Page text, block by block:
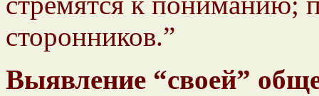
сторонников.”
Выявление “своей”